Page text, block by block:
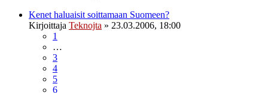
Kenet haluaisit soittamaan Suomeen?
Kirjoittaja Teknojta » 23.03.2006, 18:00
1
…
3
4
5
6